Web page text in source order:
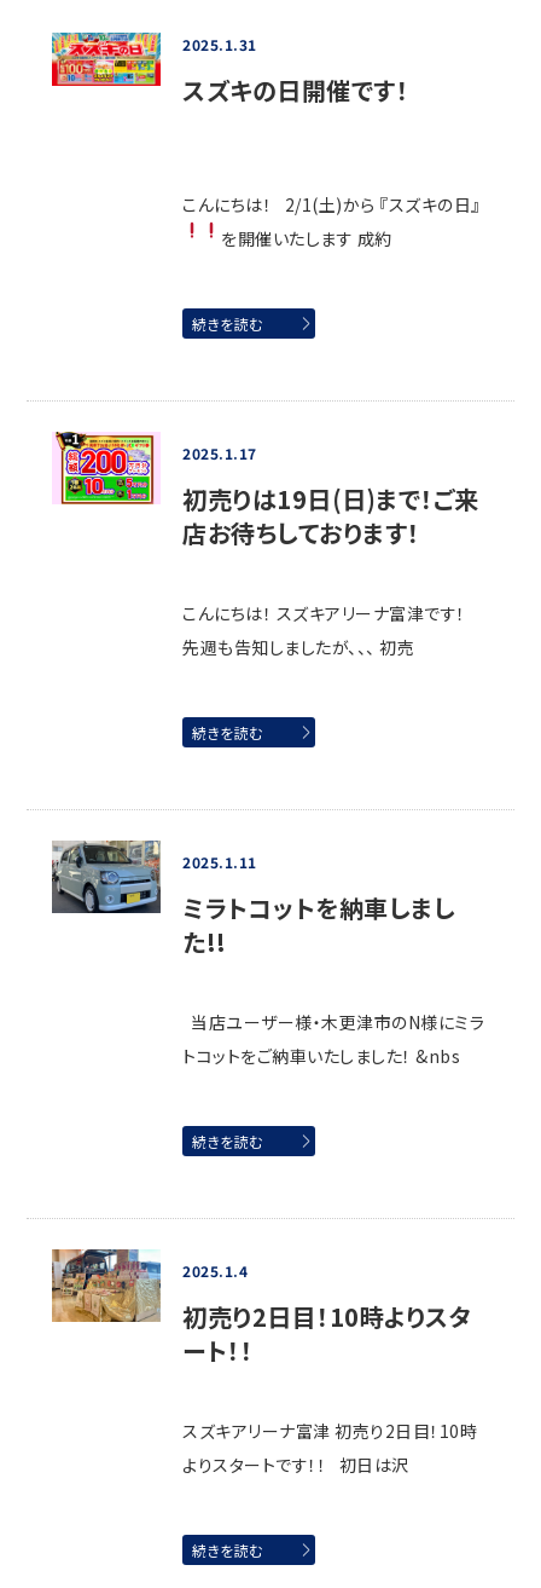
2025.1.31
スズキの日開催です！
こんにちは！ 2/1(土)から 『スズキの日』
を開催いたします 成約
続きを読む
2025.1.17
初売りは19日(日)まで！ご来
店お待ちしております！
こんにちは！ スズキアリーナ富津です！
先週も告知しましたが、、、 初売
続きを読む
2025.1.11
ミラトコットを納車しまし
た!!
当店ユーザー様・木更津市のN様にミラ
トコットをご納車いたしました！ &nbs
続きを読む
2025.1.4
初売り2日目！10時よりスタ
ート！！
スズキアリーナ富津 初売り2日目！10時
よりスタートです！！ 初日は沢
続きを読む